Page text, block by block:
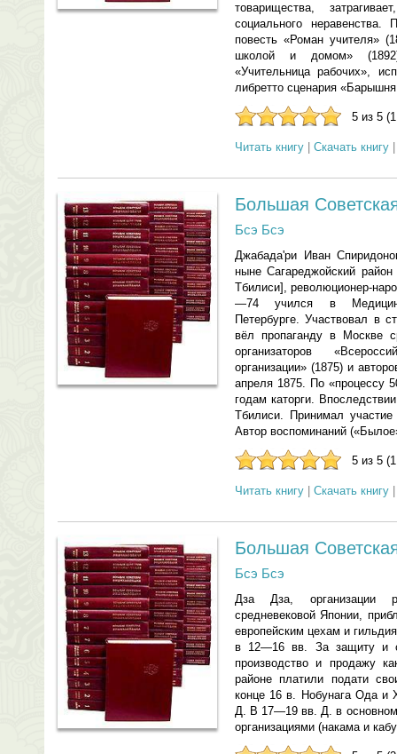
товарищества,
социального неравенства.
повесть «Роман учителя»
школой и домом»
«Учительница рабочих»,
либретто сценария
5 из 5
Читать книгу Скачать книгу
Большая
Бсэ Бсэ
Джабада'ри Иван
ныне Сагареджойский
Тбилиси], революционер-
—74 учился в
Петербурге. Участвовал в
вёл пропаганду в Москве
организаторов
организации» (1875) и
апреля 1875. По «процессу
годам каторги.
Тбилиси. Принимал
Автор воспоминаний
5 из 5
Читать книгу Скачать книгу
Большая
Бсэ Бсэ
Дза Дза, организации
средневековой Японии,
европейским цехам и
в 12—16 вв. За защиту и
производство и продажу
районе платили подати
конце 16 в. Нобунага Ода и
Д. В 17—19 вв. Д. в
организациями (накама и